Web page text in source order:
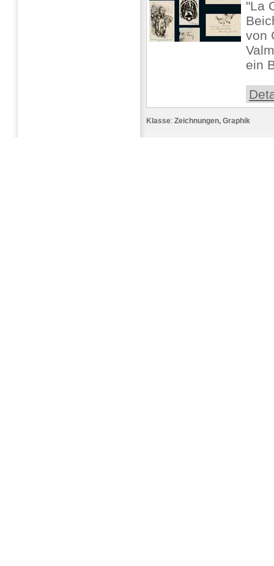
"La
von
ein
Klasse: Zeichnungen, Graphik